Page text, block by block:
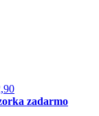
zadarmo